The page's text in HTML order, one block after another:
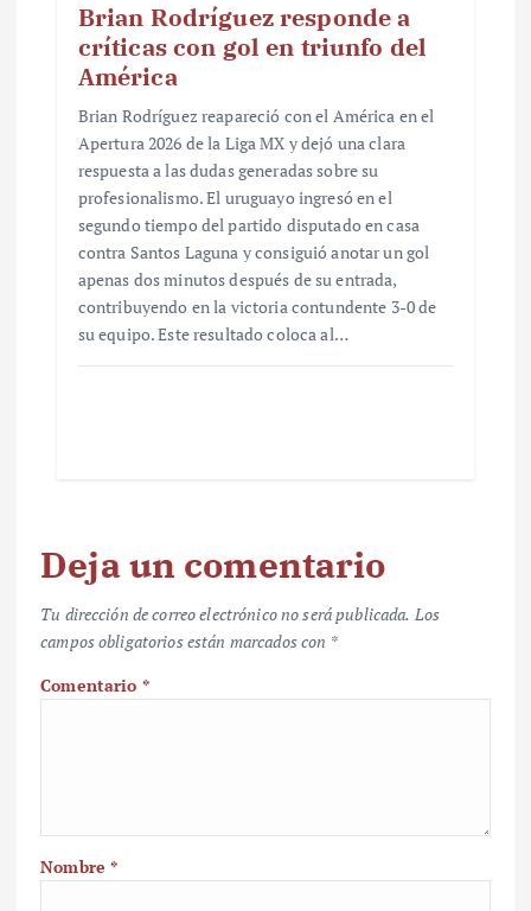
Brian Rodríguez responde a
críticas con gol en triunfo del
América
Brian Rodríguez reapareció con el América en el
Apertura 2026 de la Liga MX y dejó una clara
respuesta a las dudas generadas sobre su
profesionalismo. El uruguayo ingresó en el
segundo tiempo del partido disputado en casa
contra Santos Laguna y consiguió anotar un gol
apenas dos minutos después de su entrada,
contribuyendo en la victoria contundente 3-0 de
su equipo. Este resultado coloca al…
Deja un comentario
Tu dirección de correo electrónico no será publicada. Los
campos obligatorios están marcados con *
Comentario *
Nombre*